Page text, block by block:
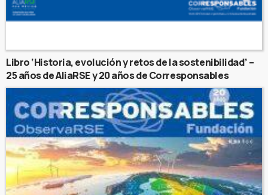
Libro ‘Historia, evolución y retos de la sostenibilidad’ –
25 años de AliaRSE y 20 años de Corresponsables